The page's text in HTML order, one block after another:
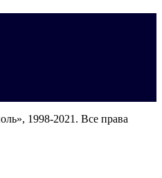
1998-2021. Все права